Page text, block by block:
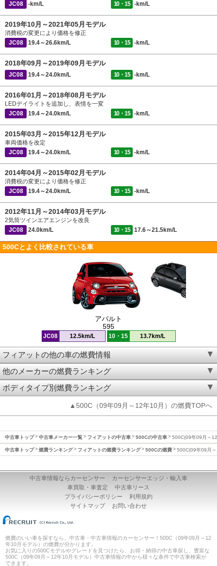
JC08
-km/L 10・15 -km/L
2019年10月～2021年05月モデル
消費税の変更により価格を修正
JC08
19.4～26.6km/L 10・15 -km/L
2018年09月～2019年09月モデル
JC08 19.4～24.0km/L 10・15 -km/L
2016年01月～2018年08月モデル
LEDデイライトを追加し、表情を一変
JC08
19.4～24.0km/L 10・15 -km/L
2015年03月～2015年12月モデル
車両価格を改定
JC08
19.4～24.0km/L 10・15 -km/L
2014年04月～2015年02月モデル
消費税の変更により価格を修正
JC08
19.4～24.0km/L 10・15 -km/L
2012年11月～2014年03月モデル
2気筒ツインエアエンジンを改良
JC08
24.0km/L 10・15 17.6～21.5km/L
500Cとよく比較されている車
アバルト
595
JC08 12.5km/L 10・15 13.7km/L
フィアットの他の車の燃費情報
他のメーカーの燃費ランキング
ボディタイプ別燃費ランキング
▲500C（09年09月～12年10月）の燃費TOPへ
中古車トップ 中古車メーカー一覧 フィアットの中古車 500Cの中古車 500C(09年09月～
中古車トップ 燃費ランキング フィアットの燃費ランキング 500Cの燃費 500C(09年09月
中古車情報ならカーセンサー
カーセンサーエッジ・輸入車
車買取・車査定
中古車リース
プライバシーポリシー
利用規約
サイトマップ
お問い合わせ
燃費のいい車を探すなら、中古車・中古車情報のカーセンサー！500C（09年09月～12
年10月モデル）の燃費が分かります。
お気に入りの500Cモデルやグレードを見つけたら、お得・納得の中古車探し。豊富な
500C（09年09月～12年10月モデル）中古車情報の中から様々な条件で中古車検索が
できます。